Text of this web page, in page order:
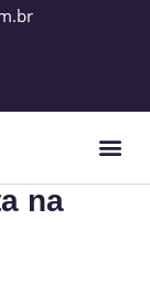
na